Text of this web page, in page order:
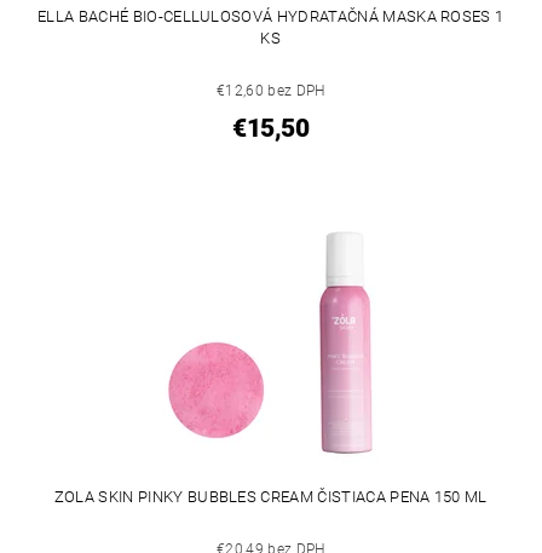
ELLA BACHÉ BIO-CELLULOSOVÁ HYDRATAČNÁ MASKA ROSES 1
KS
€12,60 bez DPH
€15,50
ZOLA SKIN PINKY BUBBLES CREAM ČISTIACA PENA 150 ML